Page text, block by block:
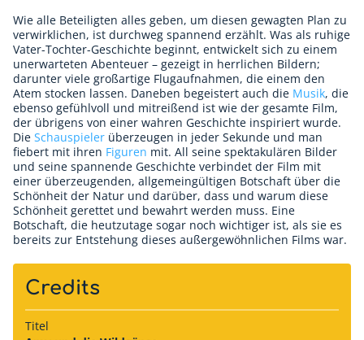
Wie alle Beteiligten alles geben, um diesen gewagten Plan zu
verwirklichen, ist durchweg spannend erzählt. Was als ruhige
Vater-Tochter-Geschichte beginnt, entwickelt sich zu einem
unerwarteten Abenteuer – gezeigt in herrlichen Bildern;
darunter viele großartige Flugaufnahmen, die einem den
Atem stocken lassen. Daneben begeistert auch die Musik, die
ebenso gefühlvoll und mitreißend ist wie der gesamte Film,
der übrigens von einer wahren Geschichte inspiriert wurde.
Die Schauspieler überzeugen in jeder Sekunde und man
fiebert mit ihren Figuren mit. All seine spektakulären Bilder
und seine spannende Geschichte verbindet der Film mit
einer überzeugenden, allgemeingültigen Botschaft über die
Schönheit der Natur und darüber, dass und warum diese
Schönheit gerettet und bewahrt werden muss. Eine
Botschaft, die heutzutage sogar noch wichtiger ist, als sie es
bereits zur Entstehung dieses außergewöhnlichen Films war.
Credits
Titel